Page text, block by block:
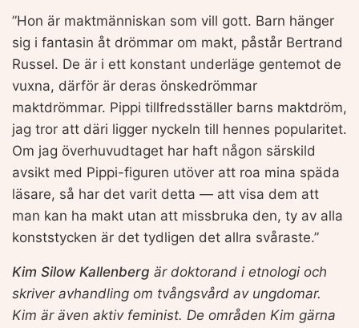
”Hon är maktmänniskan som vill gott. Barn hänger
sig i fantasin åt drömmar om makt, påstår Bertrand
Russel. De är i ett konstant underläge gentemot de
vuxna, därför är deras önskedrömmar
maktdrömmar. Pippi tillfredsställer barns maktdröm,
jag tror att däri ligger nyckeln till hennes popularitet.
Om jag överhuvudtaget har haft någon särskild
avsikt med Pippi-figuren utöver att roa mina späda
läsare, så har det varit detta — att visa dem att
man kan ha makt utan att missbruka den, ty av alla
konststycken är det tydligen det allra svåraste.”
Kim Silow Kallenberg är doktorand i etnologi och
skriver avhandling om tvångsvård av ungdomar.
Kim är även aktiv feminist. De områden Kim gärna